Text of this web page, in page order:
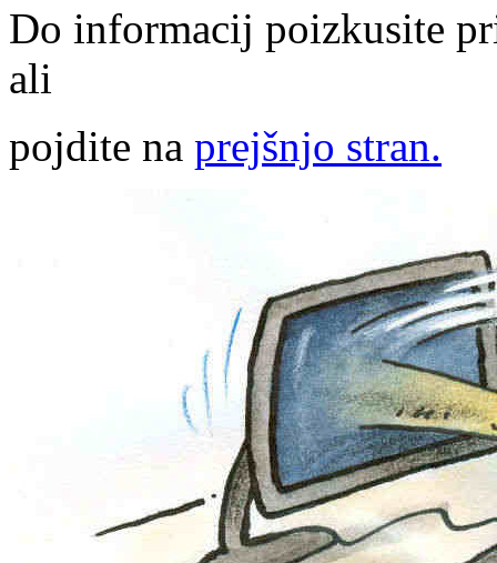
Do informacij poizkusite
ali
pojdite na prejšnjo stran.